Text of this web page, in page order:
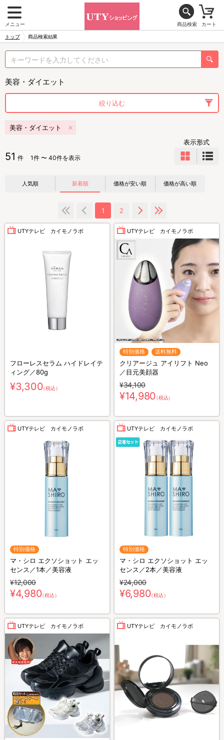
メニュー 商品検索 カート
トップ 商品検索結果
美容・ダイエット
絞り込む
美容・ダイエット
51 件 1件 〜 40件を表示
表示形式
人気順 新着順 価格が安い順 価格が高い順
1 2
UTYテレビ カイモノラボ
フローレスセラム ハイドレイテ
ィング／80g
¥3,300（税込）
UTYテレビ カイモノラボ
特別価格 送料無料
クリアージュ アイリフト Neo
／目元美顔器
¥34,100
¥14,980（税込）
UTYテレビ カイモノラボ
特別価格
マ・シロ エクソショット エッ
センス／1本／美容液
¥12,000
¥4,980（税込）
UTYテレビ カイモノラボ
特別価格
マ・シロ エクソショット エッ
センス／2本／美容液
¥24,000
¥6,980（税込）
UTYテレビ カイモノラボ UTYテレビ カイモノラボ